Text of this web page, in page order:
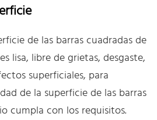
de las barras cuadradas de
lisa, libre de grietas, desgaste,
superficiales, para
de la superficie de las barras
cumpla con los requisitos.